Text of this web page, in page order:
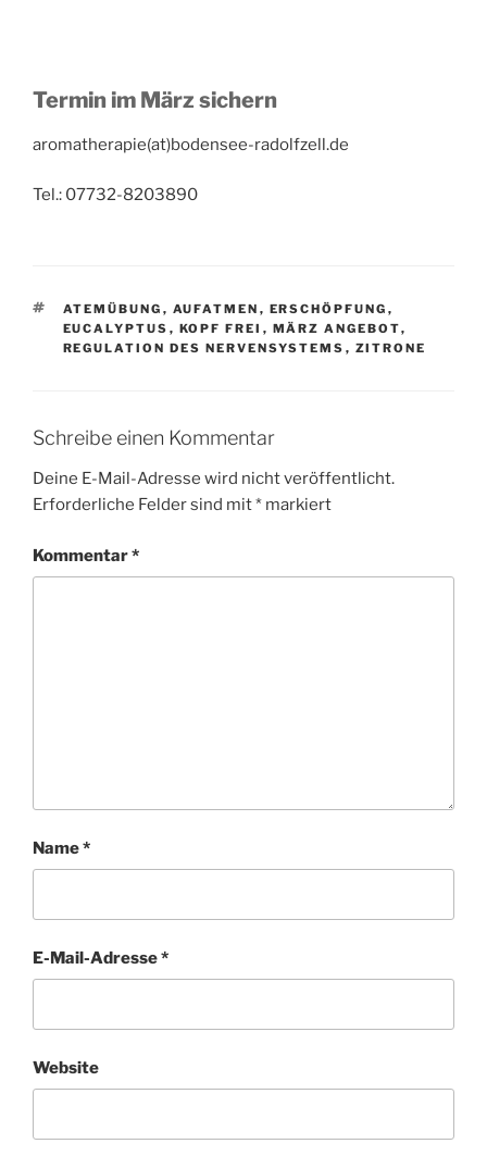
Termin im März sichern
aromatherapie(at)bodensee-radolfzell.de
Tel.: 07732-8203890
SCHLAGWÖRTER
ATEMÜBUNG , AUFATMEN , ERSCHÖPFUNG ,
EUCALYPTUS , KOPF FREI , MÄRZ ANGEBOT,
REGULATION DES NERVENSYSTEMS , ZITRONE
Schreibe einen Kommentar
Deine E-Mail-Adresse wird nicht veröffentlicht.
Erforderliche Felder sind mit* markiert
Kommentar*
Name*
E-Mail-Adresse*
Website